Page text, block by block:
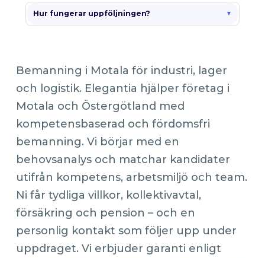
Hur fungerar uppföljningen?
Bemanning i Motala för industri, lager
och logistik. Elegantia hjälper företag i
Motala och Östergötland med
kompetensbaserad och fördomsfri
bemanning. Vi börjar med en
behovsanalys och matchar kandidater
utifrån kompetens, arbetsmiljö och team.
Ni får tydliga villkor, kollektivavtal,
försäkring och pension – och en
personlig kontakt som följer upp under
uppdraget. Vi erbjuder garanti enligt